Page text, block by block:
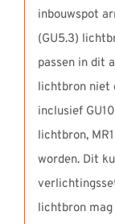
inbouwspot
(GU5.3)
passen in dit
lichtbron niet
inclusief
lichtbron,
worden. Dit
lichtbron